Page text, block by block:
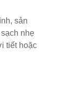
sản
nhẹ
tiết hoặc